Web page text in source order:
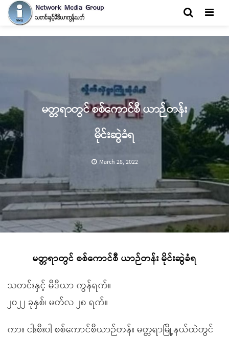
မတ္တရာတွင် စစ်ကောင်စီ ယာဉ်တန်း
မိုင်းဆွဲခံရ
March 28, 2022
မတ္တရာတွင် စစ်ကောင်စီ ယာဉ်တန်း မိုင်းဆွဲခံရ
သတင်းနှင့် မီဒီယာ ကွန်ရက်။
၂၀၂၂ ခုနှစ်၊ မတ်လ ၂၈ ရက်။
ကား ငါးစီးပါ စစ်ကောင်စီယာဉ်တန်း မတ္တရာမြို့နယ်ထဲတွင်